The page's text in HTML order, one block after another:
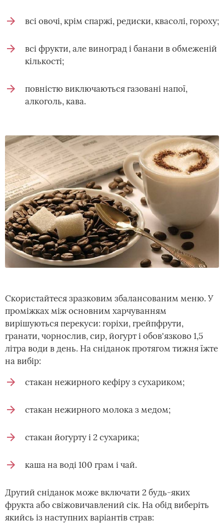
всі овочі, крім спаржі, редиски, квасолі, гороху;
всі фрукти, але виноград і банани в обмеженій
кількості;
повністю виключаються газовані напої,
алкоголь, кава.
Скористайтеся зразковим збалансованим меню. У
проміжках між основним харчуванням
вирішуються перекуси: горіхи, грейпфрути,
гранати, чорнослив, сир, йогурт і обов'язково 1,5
літра води в день. На сніданок протягом тижня їжте
на вибір:
стакан нежирного кефіру з сухариком;
стакан нежирного молока з медом;
стакан йогурту і 2 сухарика;
каша на воді 100 грам і чай.
Другий сніданок може включати 2 будь-яких
фрукта або свіжовичавлений сік. На обід виберіть
якийсь із наступних варіантів страв: